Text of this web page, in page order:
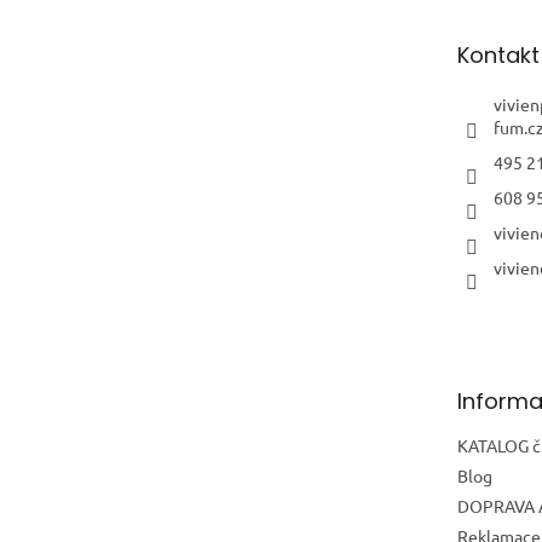
Kontakt
fum.cz
495
608
KATALOG
Blog
DOPRAVA